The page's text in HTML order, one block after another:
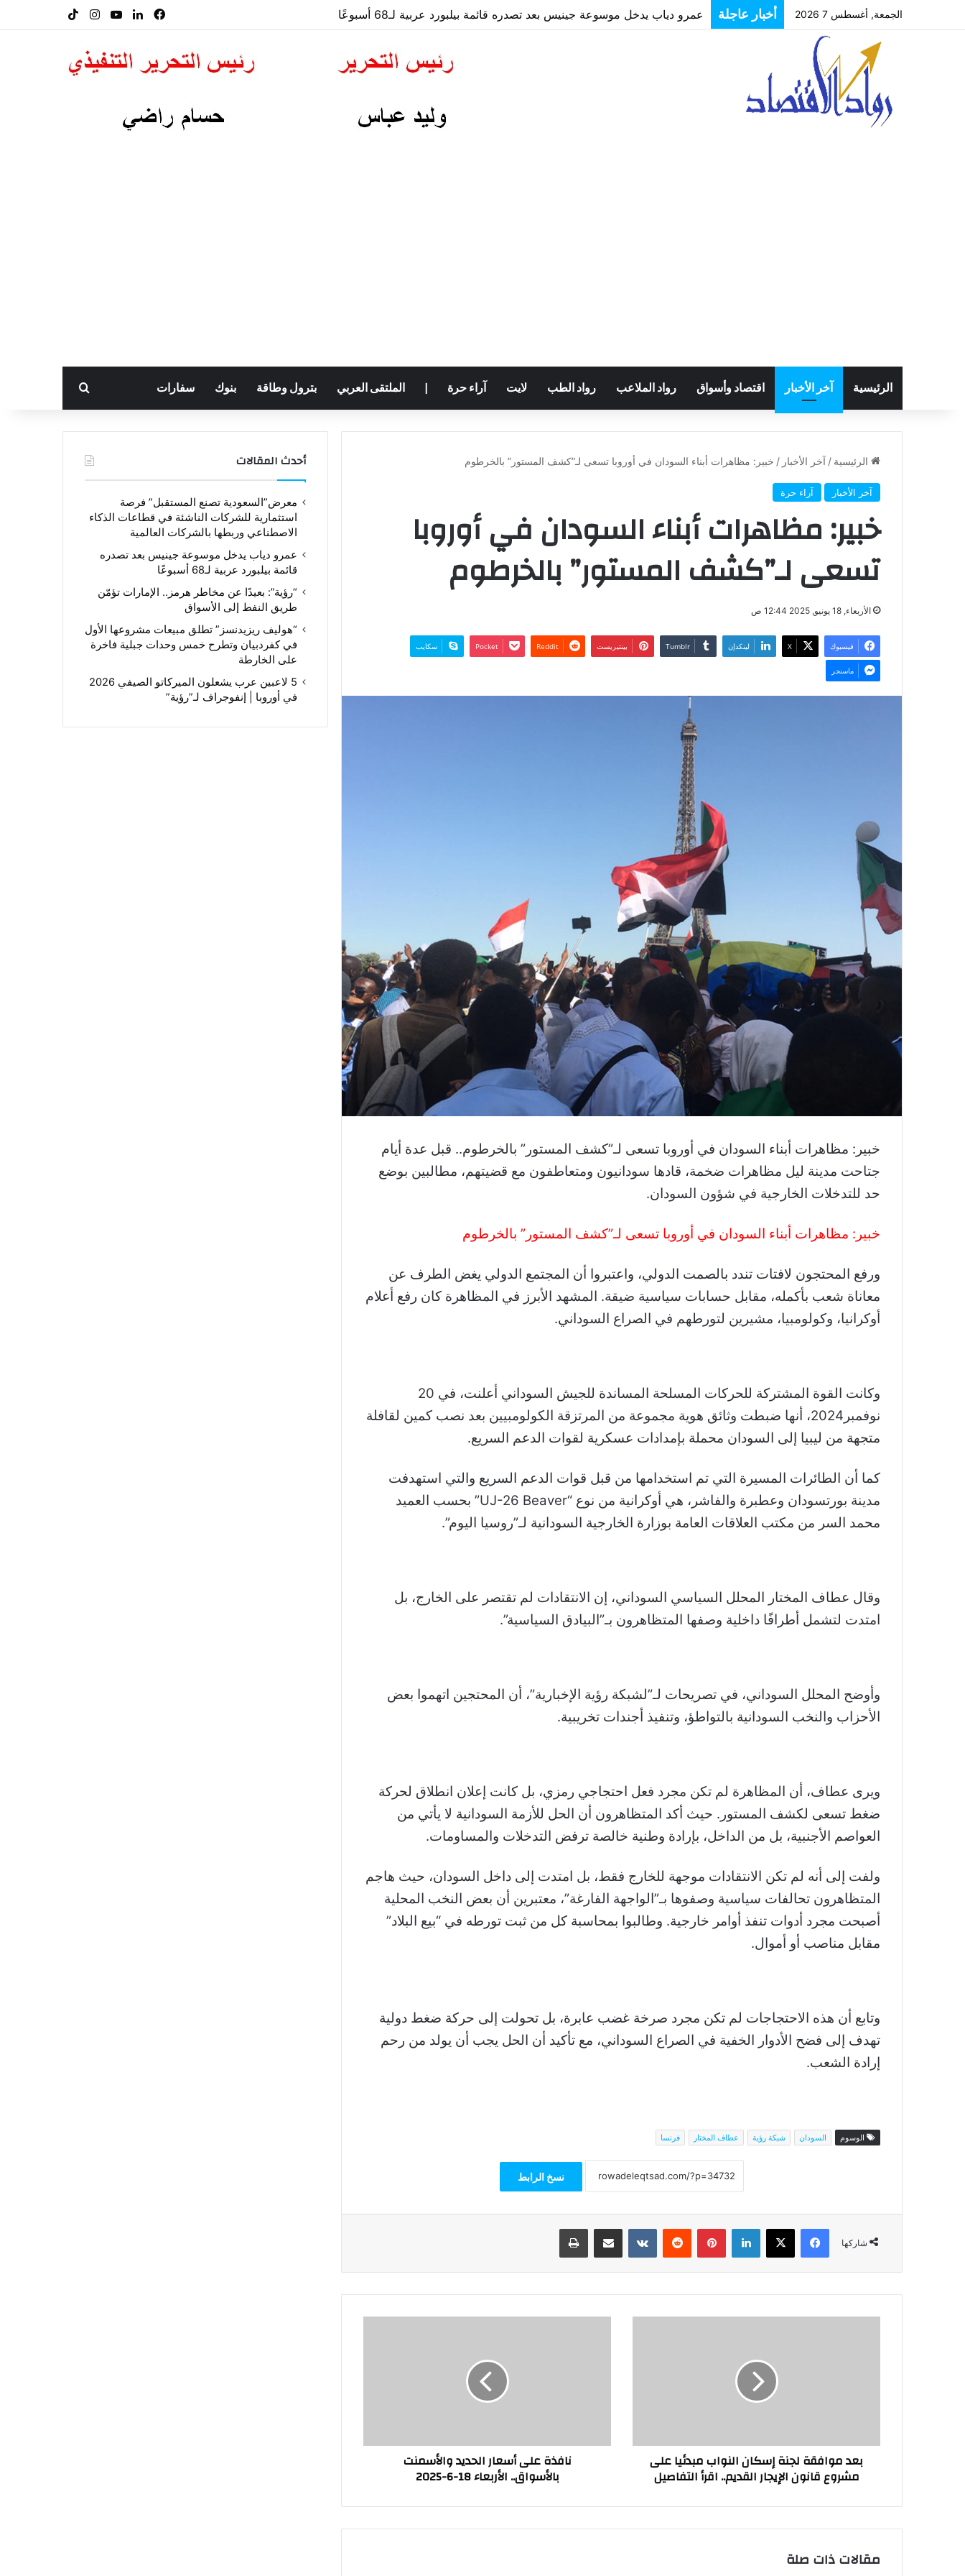
الجمعة, أغسطس 7 2026 أخبار عاجلة
عمرو دياب يدخل موسوعة جينيس بعد تصدره قائمة بيلبورد عربية لـ68 أسبوعًا
فيسبوكلينكدإن‫YouTube
انستقرام
الرئيسية آخر الأخبار اقتصاد وأسواق رواد الملاعب رواد الطب لايت آراء حرة الملتقى العربي بترول وطاقة بنوك سفارات بحث عن
الرئيسية / آخر الأخبار / خبير: مظاهرات أبناء السودان في أوروبا تسعى لـ”كشف المستور” بالخرطوم
آخر الأخبار آراء حرة
خبير: مظاهرات أبناء السودان في أوروبا
تسعى لـ”كشف المستور” بالخرطوم
الأربعاء, 18 يونيو, 2025 12:44 ص
فيسبوك ‫X لينكدإن بينتيريست ‫Pocket سكايب
ماسنجر
خبير: مظاهرات أبناء السودان في أوروبا تسعى لـ”كشف المستور” بالخرطوم.. قبل عدة أيام
جتاحت مدينة ليل مظاهرات ضخمة، قادها سودانيون ومتعاطفون مع قضيتهم، مطالبين بوضع
حد للتدخلات الخارجية في شؤون السودان.
خبير: مظاهرات أبناء السودان في أوروبا تسعى لـ”كشف المستور” بالخرطوم
ورفع المحتجون لافتات تندد بالصمت الدولي، واعتبروا أن المجتمع الدولي يغض الطرف عن
معاناة شعب بأكمله، مقابل حسابات سياسية ضيقة. المشهد الأبرز في المظاهرة كان رفع أعلام
أوكرانيا، وكولومبيا، مشيرين لتورطهم في الصراع السوداني.
وكانت القوة المشتركة للحركات المسلحة المساندة للجيش السوداني أعلنت، في 20
نوفمبر2024، أنها ضبطت وثائق هوية مجموعة من المرتزقة الكولومبيين بعد نصب كمين لقافلة
متجهة من ليبيا إلى السودان محملة بإمدادات عسكرية لقوات الدعم السريع.
كما أن الطائرات المسيرة التي تم استخدامها من قبل قوات الدعم السريع والتي استهدفت
مدينة بورتسودان وعطبرة والفاشر، هي أوكرانية من نوع “UJ-26 Beaver” بحسب العميد
محمد السر من مكتب العلاقات العامة بوزارة الخارجية السودانية لـ”روسيا اليوم”.
وقال عطاف المختار المحلل السياسي السوداني، إن الانتقادات لم تقتصر على الخارج، بل
امتدت لتشمل أطرافًا داخلية وصفها المتظاهرون بـ”البيادق السياسية”.
وأوضح المحلل السوداني، في تصريحات لـ”لشبكة رؤية الإخبارية”، أن المحتجين اتهموا بعض
الأحزاب والنخب السودانية بالتواطؤ، وتنفيذ أجندات تخريبية.
ويرى عطاف، أن المظاهرة لم تكن مجرد فعل احتجاجي رمزي، بل كانت إعلان انطلاق لحركة
ضغط تسعى لكشف المستور. حيث أكد المتظاهرون أن الحل للأزمة السودانية لا يأتي من
العواصم الأجنبية، بل من الداخل، بإرادة وطنية خالصة ترفض التدخلات والمساومات.
ولفت إلى أنه لم تكن الانتقادات موجهة للخارج فقط، بل امتدت إلى داخل السودان، حيث هاجم
المتظاهرون تحالفات سياسية وصفوها بـ”الواجهة الفارغة”، معتبرين أن بعض النخب المحلية
أصبحت مجرد أدوات تنفذ أوامر خارجية. وطالبوا بمحاسبة كل من ثبت تورطه في “بيع البلاد”
مقابل مناصب أو أموال.
وتابع أن هذه الاحتجاجات لم تكن مجرد صرخة غضب عابرة، بل تحولت إلى حركة ضغط دولية
تهدف إلى فضح الأدوار الخفية في الصراع السوداني، مع تأكيد أن الحل يجب أن يولد من رحم
إرادة الشعب.
الوسوم السودان شبكة رؤية عطاف المختار فرنسا
نسخ الرابط
شاركها
فيسبوك‫X لينكدإن بينتيريست مشاركة عبر البريد طباعة
قانون
الإيجار
القديم..
التفاصيل
بعد موافقة لجنة إسكان النواب مبدئيا على
مشروع قانون الإيجار القديم.. اقرأ التفاصيل
6-
نافذة على أسعار الحديد والأسمنت
بالأسواق.. الأربعاء 18-6-2025
مقالات ذات صلة
أحدث المقالات
معرض”السعودية تصنع المستقبل” فرصة
استثمارية للشركات الناشئة في قطاعات الذكاء
الاصطناعي وربطها بالشركات العالمية
عمرو دياب يدخل موسوعة جينيس بعد تصدره
قائمة بيلبورد عربية لـ68 أسبوعًا
“رؤية”: بعيدًا عن مخاطر هرمز.. الإمارات تؤمّن
طريق النفط إلى الأسواق
“هوليف ريزيدنسز” تطلق مبيعات مشروعها الأول
في كفردبيان وتطرح خمس وحدات جبلية فاخرة
على الخارطة
5 لاعبين عرب يشعلون الميركاتو الصيفي 2026
في أوروبا | إنفوجراف لـ”رؤية”